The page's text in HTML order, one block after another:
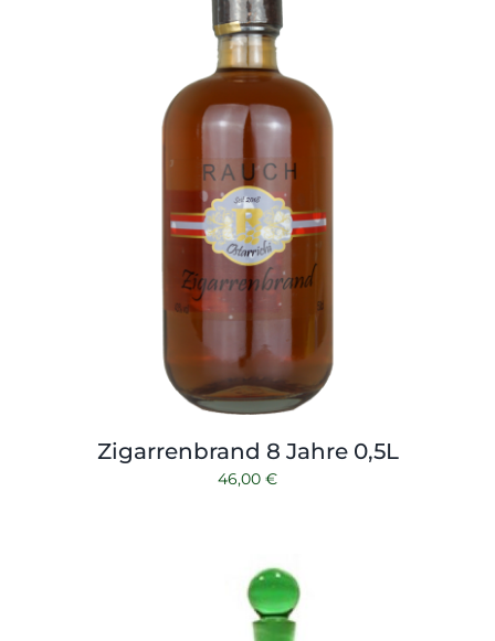
Shop
Kontakt
Zigarrenbrand 8 Jahre 0,5L
46,00 €